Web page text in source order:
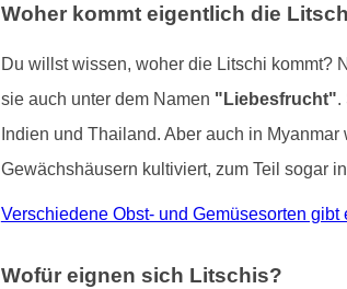
Woher kommt eigentlich die
Du willst wissen, woher die Litschi kommt?
sie auch unter dem Namen "Liebesfrucht".
Indien und Thailand. Aber auch in
Gewächshäusern kultiviert, zum Teil sogar
Verschiedene Obst- und Gemüsesorten
Wofür eignen sich Litschis?